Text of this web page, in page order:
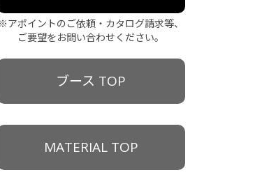
※アポイントのご依頼・カタログ請求等、
ご要望をお問い合わせください。
ブース TOP
MATERIAL TOP